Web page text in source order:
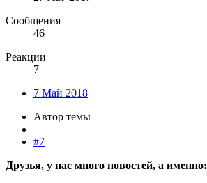
Сообщения
46
Реакции
7
7 Май 2018
Автор темы
#7
Друзья, у нас много новостей, а именно: